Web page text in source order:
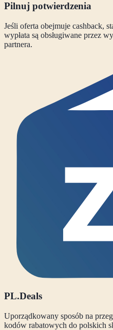
Pilnuj potwierdzenia
Jeśli oferta obejmuje cashback,
wypłata są obsługiwane przez
partnera.
PL.Deals
Uporządkowany sposób na
kodów rabatowych do polskich